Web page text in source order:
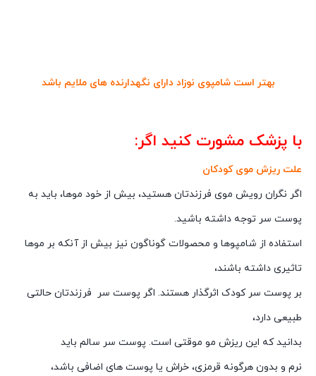
بهتر است شامپوی نوزاد دارای نگهدارنده های ملایم باشد
با پزشک مشورت کنید اگر:
علت ریزش موی کودکان
اگر نگران رویش موی فرزندتان هستید، بیش از خود موها، باید به
پوست سر توجه داشته باشید.
استفاده از شامپوها و محصولات گوناگون نیز بیش از آنکه بر موها
تاثیری داشته باشند،
بر پوست سر کودک اثرگذار هستند. اگر پوست سر فرزندتان حالتی
طبیعی دارد،
بدانید که این ریزش مو موقتی است. پوست سر سالم باید
نرم و بدون هرگونه قرمزی، خراش یا پوست های اضافی باشد،